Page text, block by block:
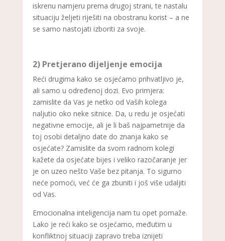
iskrenu namjeru prema drugoj strani, te nastalu
situaciju željeti riješiti na obostranu korist – a ne
se samo nastojati izboriti za svoje.
2) Pretjerano dijeljenje emocija
Reći drugima kako se osjećamo prihvatljivo je,
ali samo u određenoj dozi. Evo primjera:
zamislite da Vas je netko od Vaših kolega
naljutio oko neke sitnice. Da, u redu je osjećati
negativne emocije, ali je li baš najpametnije da
toj osobi detaljno date do znanja kako se
osjećate? Zamislite da svom radnom kolegi
kažete da osjećate bijes i veliko razočaranje jer
je on uzeo nešto Vaše bez pitanja. To sigurno
neće pomoći, već će ga zbuniti i još više udaljiti
od Vas.
Emocionalna inteligencija nam tu opet pomaže.
Lako je reći kako se osjećamo, međutim u
konfliktnoj situaciji zapravo treba iznijeti